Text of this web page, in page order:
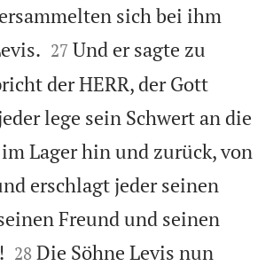
sich bei ihm


27 Und er sagte zu
der HERR, der Gott
lege sein Schwert an die
Lager hin und zurück, von
erschlagt jeder seinen
Freund und seinen


28 Die Söhne Levis nun